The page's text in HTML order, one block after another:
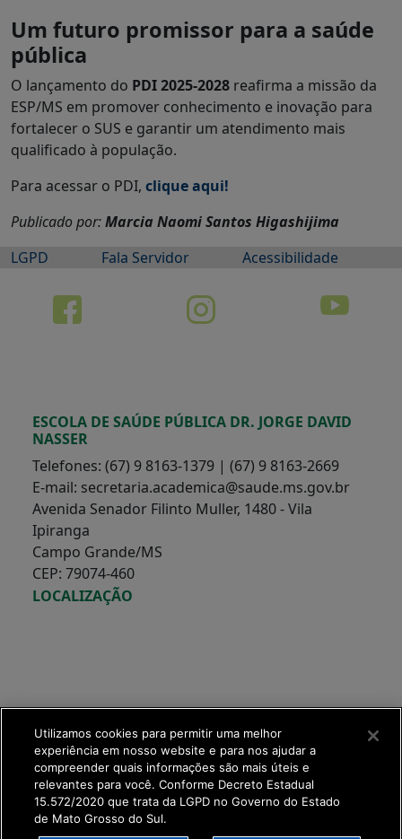
Um futuro promissor para a saúde
pública
O lançamento do PDI 2025-2028 reafirma a missão da
ESP/MS em promover conhecimento e inovação para
fortalecer o SUS e garantir um atendimento mais
qualificado à população.
Para acessar o PDI, clique aqui!
Publicado por:Marcia Naomi Santos Higashijima
LGPD
Fala Servidor Acessibilidade
ESCOLA DE SAÚDE PÚBLICA DR. JORGE DAVID
NASSER
Telefones: (67) 9 8163-1379 | (67) 9 8163-2669
E-mail: secretaria.academica@saude.ms.gov.br
Avenida Senador Filinto Muller, 1480 - Vila
Ipiranga
Campo Grande/MS
CEP: 79074-460
LOCALIZAÇÃO
Utilizamos cookies para permitir uma melhor
experiência em nosso website e para nos ajudar a
compreender quais informações são mais úteis e
relevantes para você. Conforme Decreto Estadual
15.572/2020 que trata da LGPD no Governo do Estado
de Mato Grosso do Sul.